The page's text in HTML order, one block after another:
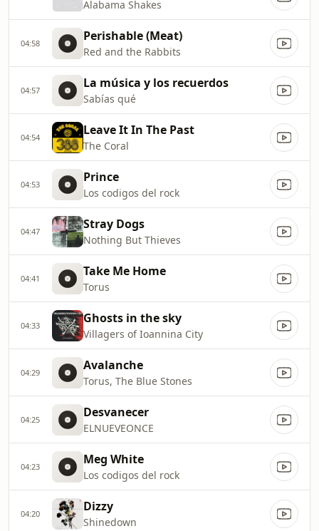
Alabama Shakes
04:58 Perishable (Meat)
Red and the Rabbits
04:57 La música y los recuerdos
Sabías qué
04:54 Leave It In The Past
The Coral
04:53 Prince
Los codigos del rock
04:47 Stray Dogs
Nothing But Thieves
04:41 Take Me Home
Torus
04:33 Ghosts in the sky
Villagers of Ioannina City
04:29 Avalanche
Torus, The Blue Stones
04:25 Desvanecer
ELNUEVEONCE
04:23 Meg White
Los codigos del rock
04:20 Dizzy
Shinedown